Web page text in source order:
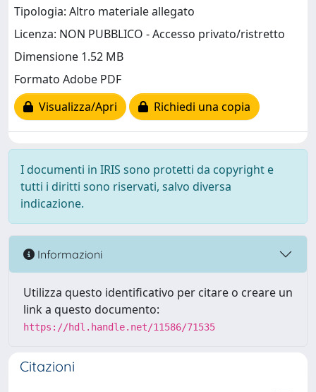
Tipologia: Altro materiale allegato
Licenza: NON PUBBLICO - Accesso privato/ristretto
Dimensione 1.52 MB
Formato Adobe PDF
Visualizza/Apri
Richiedi una copia
I documenti in IRIS sono protetti da copyright e
tutti i diritti sono riservati, salvo diversa
indicazione.
Informazioni
Utilizza questo identificativo per citare o creare un
link a questo documento:
https://hdl.handle.net/11586/71535
Citazioni